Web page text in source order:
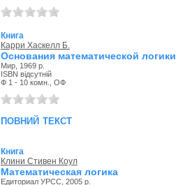
Книга
Карри Хаскелл Б.
Основания математической логики
Мир, 1969 р.
ISBN відсутній
Ф 1 - 10 комн., ОФ
повний текст
Книга
Клини Стивен Коул
Математическая логика
Едиториал УРСС, 2005 р.